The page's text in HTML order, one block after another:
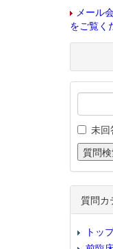
メール
をご覧く
未回
質問カ
トッ